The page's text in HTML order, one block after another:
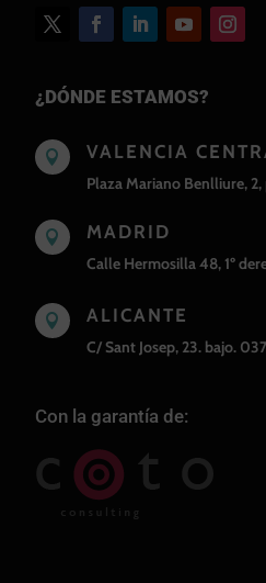
¿DÓNDE ESTAMOS?
 VALENCIA
Plaza Mariano Benlliure,
 MADRID
Calle Hermosilla 48, 1º
 ALICANTE
C/ Sant Josep, 23. bajo.
Con la garantía de: